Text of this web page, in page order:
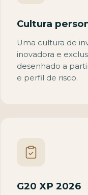
Cultura
Uma cultura de
inovadora e
desenhado a
e perfil de risco.
G20 XP 2026